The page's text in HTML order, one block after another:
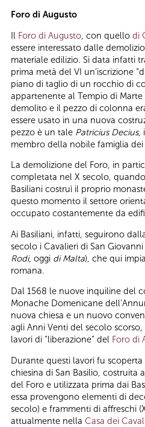
Foro di Augusto
Il Foro di Augusto, con quello di
essere interessato dalle
materiale edilizio. Si data infatti
prima metà del VI un’iscrizione
piano di taglio di un rocchio di
appartenente al Tempio di
demolito e il pezzo di colonna
essere usato in una nuova
pezzo è un tale Patricius Decius,
membro della nobile famiglia dei
La demolizione del Foro, in
completata nel X secolo,
Basiliani costruì il proprio
questo momento il settore
occupato costantemente da
Ai Basiliani, infatti, seguirono
secolo i Cavalieri di San
Rodi, oggi di Malta), che qui
romana.
Dal 1568 le nuove inquiline del
Monache Domenicane
nuova chiesa e un nuovo
agli Anni Venti del secolo
lavori di “liberazione” del Foro di
Durante questi lavori fu
chiesina di San Basilio, costruita
del Foro e utilizzata prima dai
essa provengono elementi di
secolo) e frammenti di affreschi
attualmente nella Casa dei